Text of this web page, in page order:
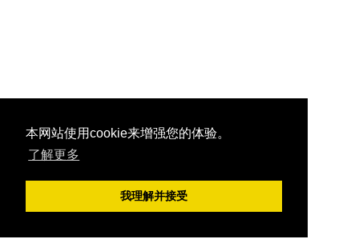
本网站使用cookie来增强您的体验。
了解更多
我理解并接受